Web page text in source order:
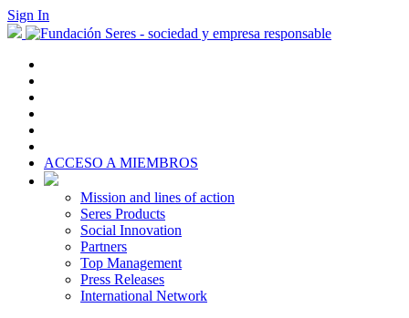
Sign In
ACCESO A MIEMBROS
Mission and lines of action
Seres Products
Social Innovation
Partners
Top Management
Press Releases
International Network